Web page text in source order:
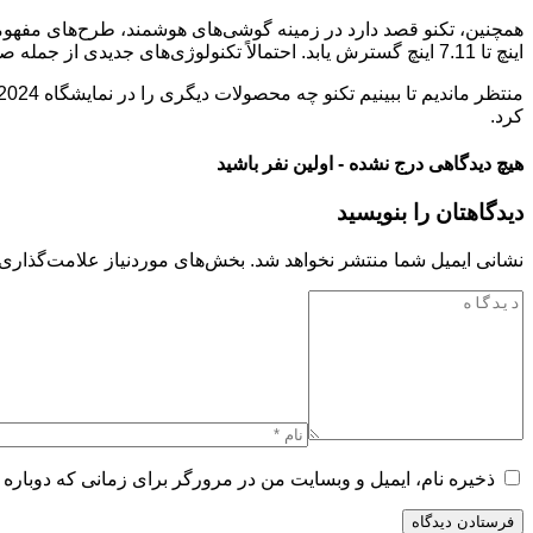
اینچ تا 7.11 اینچ گسترش یابد. احتمالاً تکنولوژی‌های جدیدی از جمله صفحه‌نمایش بدون حاشیه، اتصالات ماهواره‌ای و مواد تجدیدپذیر نیز در این گوشی به کار رفته است.
کرد.
هیچ دیدگاهی درج نشده - اولین نفر باشید
دیدگاهتان را بنویسید
نشانی ایمیل شما منتشر نخواهد شد. بخش‌های موردنیاز
ذخیره نام، ایمیل و وبسایت من در مرورگر برای زمانی که